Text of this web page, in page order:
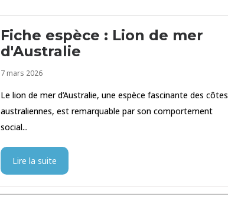
Fiche espèce : Lion de mer
d'Australie
7 mars 2026
Le lion de mer d’Australie, une espèce fascinante des côtes
australiennes, est remarquable par son comportement
social...
Lire la suite